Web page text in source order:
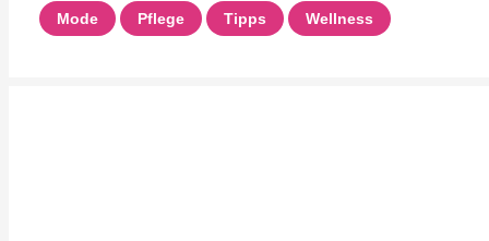
Mode Pflege Tipps Wellness